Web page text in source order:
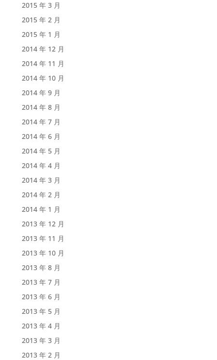
2015 年 3 月
2015 年 2 月
2015 年 1 月
2014 年 12 月
2014 年 11 月
2014 年 10 月
2014 年 9 月
2014 年 8 月
2014 年 7 月
2014 年 6 月
2014 年 5 月
2014 年 4 月
2014 年 3 月
2014 年 2 月
2014 年 1 月
2013 年 12 月
2013 年 11 月
2013 年 10 月
2013 年 8 月
2013 年 7 月
2013 年 6 月
2013 年 5 月
2013 年 4 月
2013 年 3 月
2013 年 2 月